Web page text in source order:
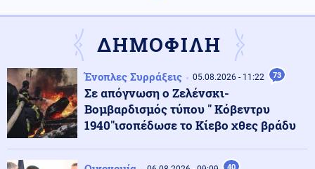
ΗΠΑ: Στήριξη στην Ισπανία για Θέουτα και Μελίγια,
επίθεση στον Σάντσεθ για το μεταναστευτικό
Μέση Ανατολή 06.08.2026 - 23:17
Ισραήλ: «Φρένο» στην αποχώρηση από νέες περιοχές
του νότιου Λιβάνου έως ότου εφαρμοστεί η συμφωνία
Κόσμος 06.08.2026 - 23:14
ΔΗΜΟΦΙΛΗ
Ένοπλες Συρράξεις 05.08.2026 - 11:22 73
Σε απόγνωση ο Ζελένσκι-
Βομβαρδισμός τύπου " Κόβεντρυ
1940"ισοπέδωσε το Κίεβο χθες βράδυ